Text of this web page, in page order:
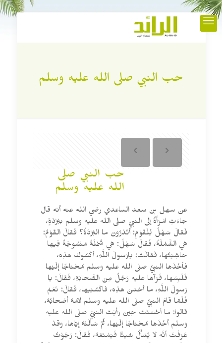
حب النبي صلى الله عليه وسلم
حب النبي صلى
الله عليه وسلم
عن سهل بن سعد الساعدي رضي الله عنه أنه قال
جاءَتِ امْرَأَةٌ إلى النبيِّ صلى الله عليه وسلم ببُرْدَةٍ،
فَقالَ سَهْلٌ لِلْقَوْمِ: أتَدْرُونَ ما البُرْدَةُ؟ فَقالَ القَوْمُ:
هي الشَّمْلَةُ، فَقالَ سَهْلٌ: هي شَمْلَةٌ مَنْسُوجَةٌ فِيها
حاشِيَتُها، فَقالَتْ: يارَسولَ اللَّهِ، أكْسُوكَ هذِه،
فأخَذَها النبيُّ صلى الله عليه وسلم مُحْتاجًا إلَيْها
فَلَبِسَها، فَرَآها عليه رَجُلٌ مِنَ الصَّحابَةِ، فَقالَ: يا
رَسولَ اللَّهِ، ما أحْسَنَ هذِه، فاكْسُنِيها، فَقالَ: نَعَمْ
فَلَمّا قامَ النبيُّ صلى الله عليه وسلم لامَهُ أصْحابُهُ،
قالوا: ما أحْسَنْتَ حِينَ رَأَيْتَ النبيَّ صلى الله عليه
وسلم أخَذَها مُحْتاجًا إلَيْها، ثُمَّ سَأَلْتَهُ إيّاها، وقدْ
عَرَفْتَ أنَّه لا يُسْأَلُ شيئًا فَيَمْنَعَهُ، فَقالَ: رَجَوْتُ